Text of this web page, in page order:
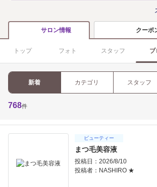
サロン情報 クーポ
トップ フォト スタッフ ブ
新着 カテゴリ スタッフ
768件
ビューティー
まつ毛美容液
投稿日：2026/8/10
投稿者： NASHIRO ★